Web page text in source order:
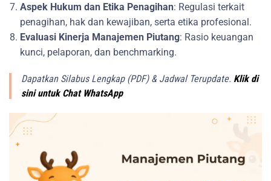
Aspek Hukum dan Etika Penagihan: Regulasi terkait
penagihan, hak dan kewajiban, serta etika profesional.
Evaluasi Kinerja Manajemen Piutang: Rasio keuangan
kunci, pelaporan, dan benchmarking.
Dapatkan Silabus Lengkap (PDF) & Jadwal Terupdate. Klik di
sini untuk Chat WhatsApp